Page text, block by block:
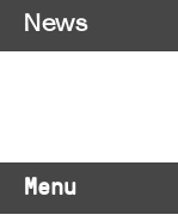
Menu
News